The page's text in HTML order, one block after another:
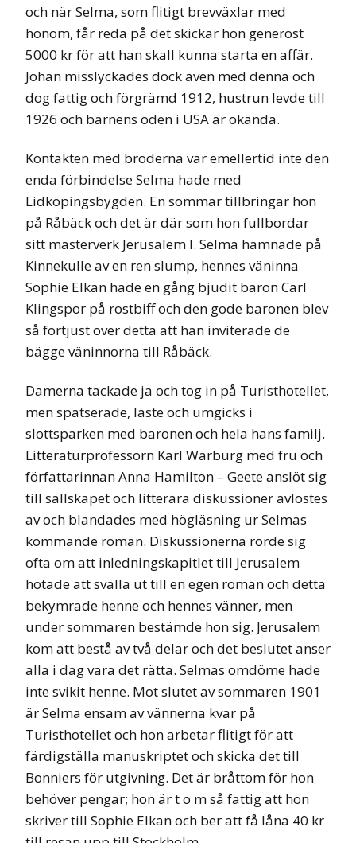
och när Selma, som flitigt brevväxlar med
honom, får reda på det skickar hon generöst
5000 kr för att han skall kunna starta en affär.
Johan misslyckades dock även med denna och
dog fattig och förgrämd 1912, hustrun levde till
1926 och barnens öden i USA är okända.
Kontakten med bröderna var emellertid inte den
enda förbindelse Selma hade med
Lidköpingsbygden. En sommar tillbringar hon
på Råbäck och det är där som hon fullbordar
sitt mästerverk Jerusalem I. Selma hamnade på
Kinnekulle av en ren slump, hennes väninna
Sophie Elkan hade en gång bjudit baron Carl
Klingspor på rostbiff och den gode baronen blev
så förtjust över detta att han inviterade de
bägge väninnorna till Råbäck.
Damerna tackade ja och tog in på Turisthotellet,
men spatserade, läste och umgicks i
slottsparken med baronen och hela hans familj.
Litteraturprofessorn Karl Warburg med fru och
författarinnan Anna Hamilton – Geete anslöt sig
till sällskapet och litterära diskussioner avlöstes
av och blandades med högläsning ur Selmas
kommande roman. Diskussionerna rörde sig
ofta om att inledningskapitlet till Jerusalem
hotade att svälla ut till en egen roman och detta
bekymrade henne och hennes vänner, men
under sommaren bestämde hon sig. Jerusalem
kom att bestå av två delar och det beslutet anser
alla i dag vara det rätta. Selmas omdöme hade
inte svikit henne. Mot slutet av sommaren 1901
är Selma ensam av vännerna kvar på
Turisthotellet och hon arbetar flitigt för att
färdigställa manuskriptet och skicka det till
Bonniers för utgivning. Det är bråttom för hon
behöver pengar; hon är t o m så fattig att hon
skriver till Sophie Elkan och ber att få låna 40 kr